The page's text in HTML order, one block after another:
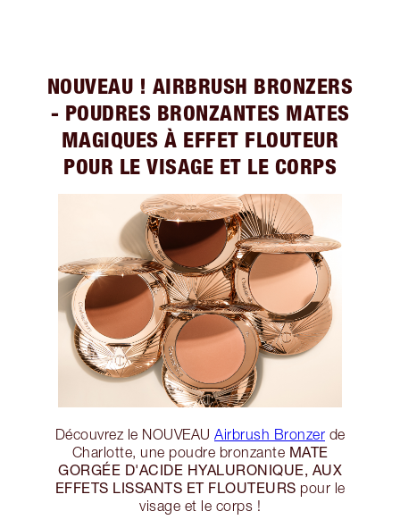
NOUVEAU ! AIRBRUSH BRONZERS
- POUDRES BRONZANTES MATES
MAGIQUES À EFFET FLOUTEUR
POUR LE VISAGE ET LE CORPS
Découvrez le NOUVEAU Airbrush Bronzer de
Charlotte, une poudre bronzante MATE
GORGÉE D'ACIDE HYALURONIQUE, AUX
EFFETS LISSANTS ET FLOUTEURS pour le
visage et le corps !